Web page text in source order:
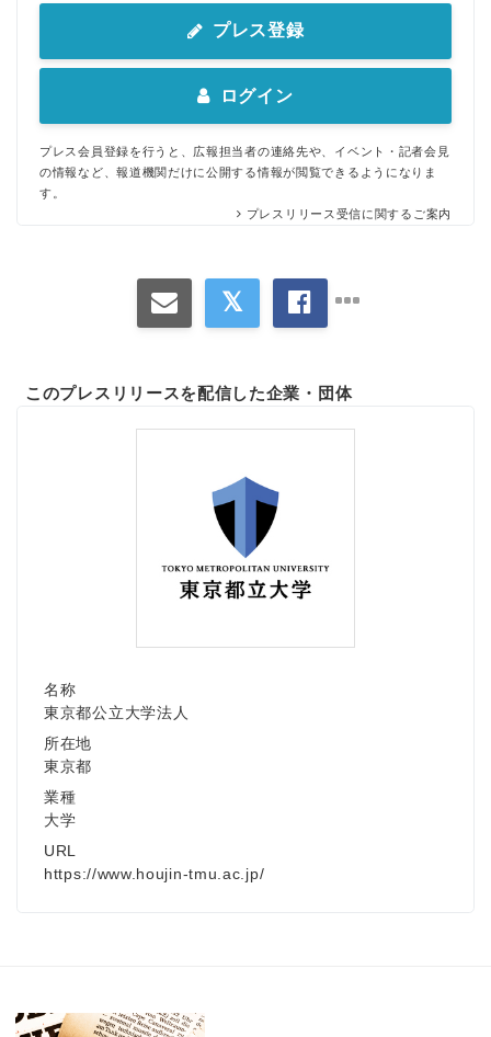
プレス登録
ログイン
プレス会員登録を行うと、広報担当者の連絡先や、イベント・記者会見
の情報など、報道機関だけに公開する情報が閲覧できるようになりま
す。
プレスリリース受信に関するご案内
このプレスリリースを配信した企業・団体
名称
東京都公立大学法人
所在地
東京都
業種
大学
URL
https://www.houjin-tmu.ac.jp/